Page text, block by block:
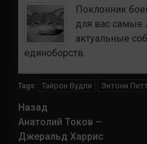
Поклонник
для вас самые
актуальные
единоборств.
Tags: Тайрон Вудли Энтони
Навигация
записи
Назад
Анатолий Токов –
Джеральд Харрис